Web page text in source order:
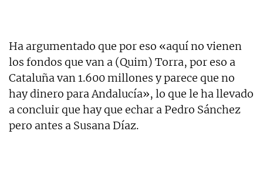
Ha argumentado que por eso «aquí no vienen
los fondos que van a (Quim) Torra, por eso a
Cataluña van 1.600 millones y parece que no
hay dinero para Andalucía», lo que le ha llevado
a concluir que hay que echar a Pedro Sánchez
pero antes a Susana Díaz.